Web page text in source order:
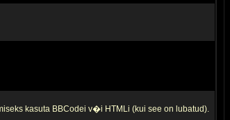
kasuta BBCodei v�i HTMLi (kui see on lubatud).